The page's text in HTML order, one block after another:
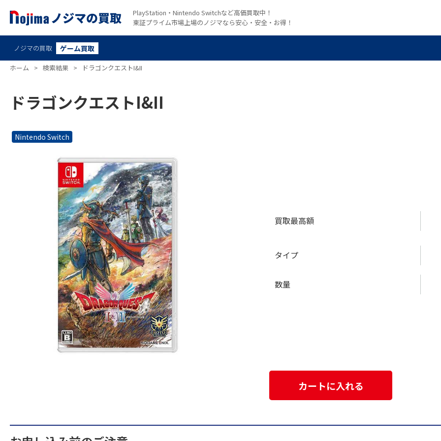
PlayStation・Nintendo Switchなど高価買取中！
東証プライム市場上場のノジマなら安心・安全・お得！
ノジマの買取 ゲーム買取
ホーム > 検索結果 > ドラゴンクエストI&II
ドラゴンクエストI&II
Nintendo Switch
買取最高額
タイプ
数量
カートに入れる